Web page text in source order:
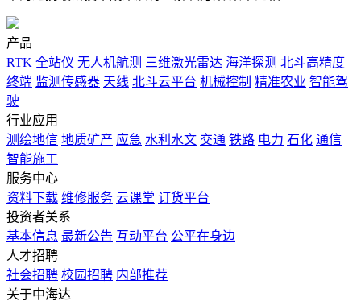
产品
RTK 全站仪 无人机航测 三维激光雷达 海洋探测 北斗高精度
终端 监测传感器 天线 北斗云平台 机械控制 精准农业 智能驾
驶
行业应用
测绘地信 地质矿产 应急 水利水文 交通 铁路 电力 石化 通信
智能施工
服务中心
资料下载 维修服务 云课堂 订货平台
投资者关系
基本信息 最新公告 互动平台 公平在身边
人才招聘
社会招聘 校园招聘 内部推荐
关于中海达